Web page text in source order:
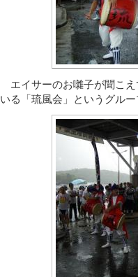
エイサーのお囃子が聞こえ
いる「琉風会」というグルー